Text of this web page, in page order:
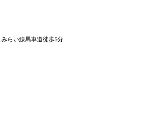
らい線馬車道徒歩5分